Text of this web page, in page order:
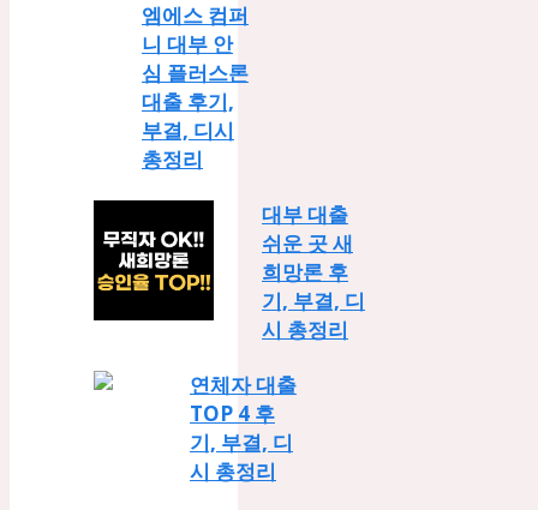
대부 대출
쉬운 곳 새
희망론 후
기, 부결, 디
시 총정리
연체자 대출
TOP 4 후
기, 부결, 디
시 총정리